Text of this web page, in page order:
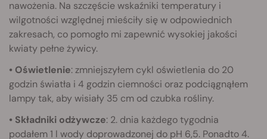
nawożenia. Na szczęście wskaźniki temperatury i
wilgotności względnej mieściły się w odpowiednich
zakresach, co pomogło mi zapewnić wysokiej jakości
kwiaty pełne żywicy.
• Oświetlenie: zmniejszyłem cykl oświetlenia do 20
godzin światła i 4 godzin ciemności oraz podciągnąłem
lampy tak, aby wisiały 35 cm od czubka rośliny.
• Składniki odżywcze: 2. dnia każdego tygodnia
podałem 1 l wody doprowadzonej do pH 6,5. Ponadto 4.